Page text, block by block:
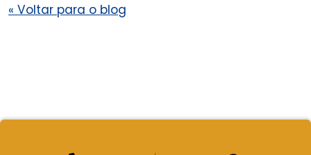
« Voltar para o blog